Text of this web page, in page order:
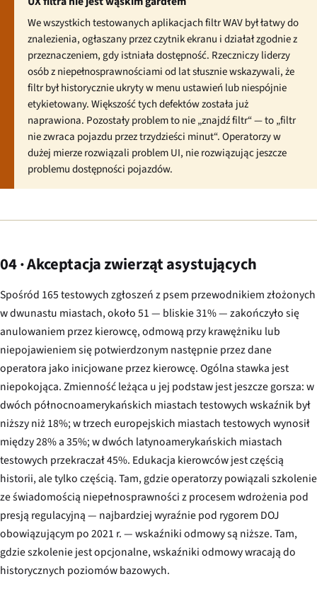
We wszystkich testowanych aplikacjach filtr WAV był łatwy do
znalezienia, ogłaszany przez czytnik ekranu i działał zgodnie z
przeznaczeniem, gdy istniała dostępność. Rzeczniczy liderzy
osób z niepełnosprawnościami od lat słusznie wskazywali, że
filtr był historycznie ukryty w menu ustawień lub niespójnie
etykietowany. Większość tych defektów została już
naprawiona. Pozostały problem to nie „znajdź filtr“ — to „filtr
nie zwraca pojazdu przez trzydzieści minut“. Operatorzy w
dużej mierze rozwiązali problem UI, nie rozwiązując jeszcze
problemu dostępności pojazdów.
04 · Akceptacja zwierząt asystujących
Spośród 165 testowych zgłoszeń z psem przewodnikiem złożonych
w dwunastu miastach, około 51 — bliskie 31% — zakończyło się
anulowaniem przez kierowcę, odmową przy krawężniku lub
niepojawieniem się potwierdzonym następnie przez dane
operatora jako inicjowane przez kierowcę. Ogólna stawka jest
niepokojąca. Zmienność leżąca u jej podstaw jest jeszcze gorsza: w
dwóch północnoamerykańskich miastach testowych wskaźnik był
niższy niż 18%; w trzech europejskich miastach testowych wynosił
między 28% a 35%; w dwóch latynoamerykańskich miastach
testowych przekraczał 45%. Edukacja kierowców jest częścią
historii, ale tylko częścią. Tam, gdzie operatorzy powiązali szkolenie
ze świadomością niepełnosprawności z procesem wdrożenia pod
presją regulacyjną — najbardziej wyraźnie pod rygorem DOJ
obowiązującym po 2021 r. — wskaźniki odmowy są niższe. Tam,
gdzie szkolenie jest opcjonalne, wskaźniki odmowy wracają do
historycznych poziomów bazowych.